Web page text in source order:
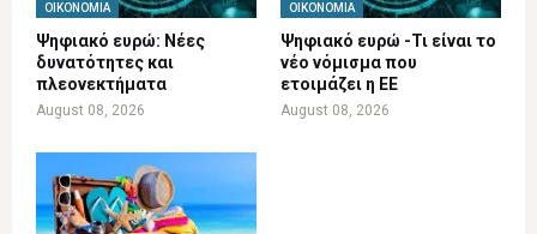
ΟΙΚΟΝΟΜΊΑ
Ψηφιακό ευρώ: Νέες
δυνατότητες και
πλεονεκτήματα
August 08, 2026
ΟΙΚΟΝΟΜΊΑ
Ψηφιακό ευρώ -Τι είναι το
νέο νόμισμα που
ετοιμάζει η ΕΕ
August 08, 2026